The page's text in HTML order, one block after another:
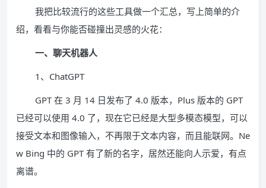
我把比较流行的这些工具做一个汇总，写上简单的介
绍，看看与你能否碰撞出灵感的火花：
一、聊天机器人
1、ChatGPT
GPT 在 3 月 14 日发布了 4.0 版本，Plus 版本的 GPT
已经可以使用 4.0 了，现在它已经是大型多模态模型，可以
接受文本和图像输入，不再限于文本内容，而且能联网。Ne
w Bing 中的 GPT 有了新的名字，居然还能向人示爱，有点
离谱。